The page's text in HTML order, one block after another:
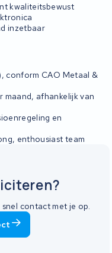
kwaliteitsbewust
inzetbaar
conform CAO Metaal &
afhankelijk van
en
enthousiast team
contact met je op.